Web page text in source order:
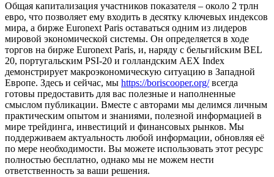
Общая капитализация участников показателя – около 2 трлн
евро, что позволяет ему входить в десятку ключевых индексов
мира, а бирже Euronext Paris оставаться одним из лидеров
мировой экономической системы. Он определяется в ходе
торгов на бирже Euronext Paris, и, наряду с бельгийским BEL
20, португальским PSI-20 и голландским AEX Index
демонстрирует макроэкономическую ситуацию в Западной
Европе. Здесь и сейчас, мы https://boriscooper.org/всегда
готовы предоставить для вас полезные и наполненные
смыслом публикации. Вместе с авторами мы делимся личным
практическим опытом и знаниями, полезной информацией в
мире трейдинга, инвестиций и финансовых рынков. Мы
поддерживаем актуальность любой информации, обновляя её
по мере необходимости. Вы можете использовать этот ресурс
полностью бесплатно, однако мы не можем нести
ответственность за ваши решения.